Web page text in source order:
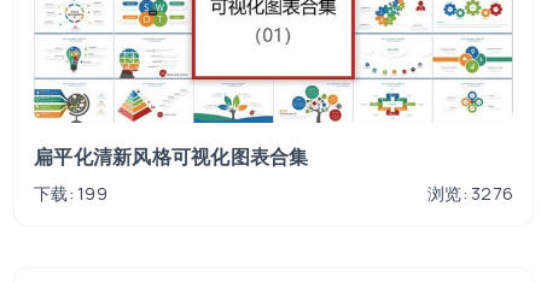
扁平化清新风格可视化图表合集
下载: 199 浏览: 3276